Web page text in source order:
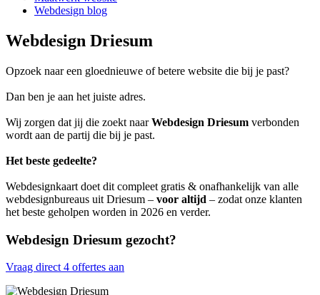
Webdesign blog
Webdesign Driesum
Opzoek naar een gloednieuwe of betere website die bij je past?
Dan ben je aan het juiste adres.
Wij zorgen dat jij die zoekt naarWebdesign Driesum verbonden
wordt aan de partij die bij je past.
Het beste gedeelte?
Webdesignkaart doet dit compleet gratis & onafhankelijk van alle
webdesignbureaus uit Driesum – voor altijd – zodat onze klanten
het beste geholpen worden in 2026 en verder.
Webdesign Driesum gezocht?
Vraag direct 4 offertes aan